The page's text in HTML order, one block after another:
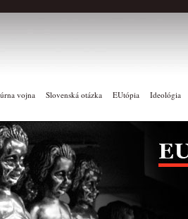
vojna Slovenská otázka EUtópia Ideológia